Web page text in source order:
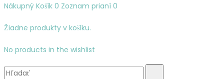
Nákupný Košík 0 Zoznam prianí 0
Žiadne produkty v košíku.
No products in the wishlist
Vyhľadávanie: